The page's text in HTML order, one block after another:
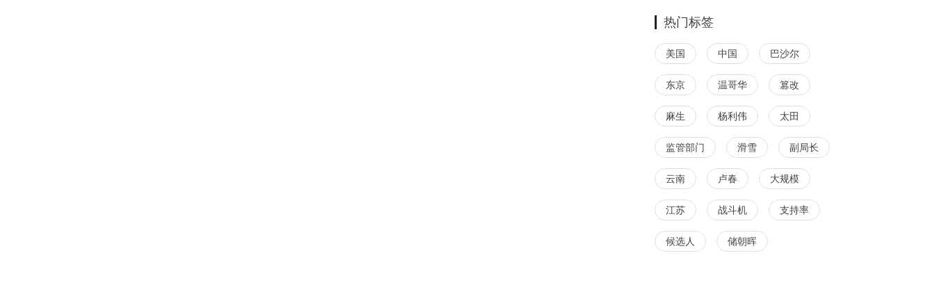
热门标签
美国 中国 巴沙尔
东京 温哥华 篡改
麻生 杨利伟 太田
监管部门 滑雪 副局长
云南 卢春 大规模
江苏 战斗机 支持率
候选人 储朝晖